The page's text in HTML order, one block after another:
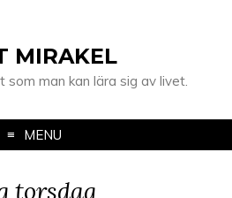
MIRAKEL
som man kan lära sig av livet.
MENU
torsdag